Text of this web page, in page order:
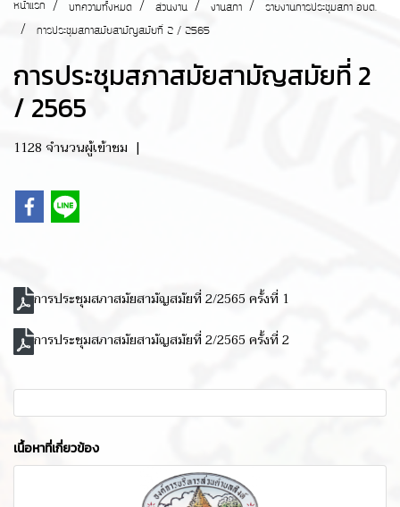
หน้าแรก บทความทั้งหมด ส่วนงาน งานสภา รายงานการประชุมสภา อบต.
การประชุมสภาสมัยสามัญสมัยที่ 2 / 2565
การประชุมสภาสมัยสามัญสมัยที่ 2
/ 2565
1128 จำนวนผู้เข้าชม |
การประชุมสภาสมัยสามัญสมัยที่ 2/2565 ครั้งที่ 1
การประชุมสภาสมัยสามัญสมัยที่ 2/2565 ครั้งที่ 2
เนื้อหาที่เกี่ยวข้อง